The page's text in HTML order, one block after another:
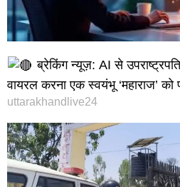
ब्रेकिंग न्यूज़: AI से
वायरल करना एक स्वयंभू ‘महाराज’
uttarakhandlive24